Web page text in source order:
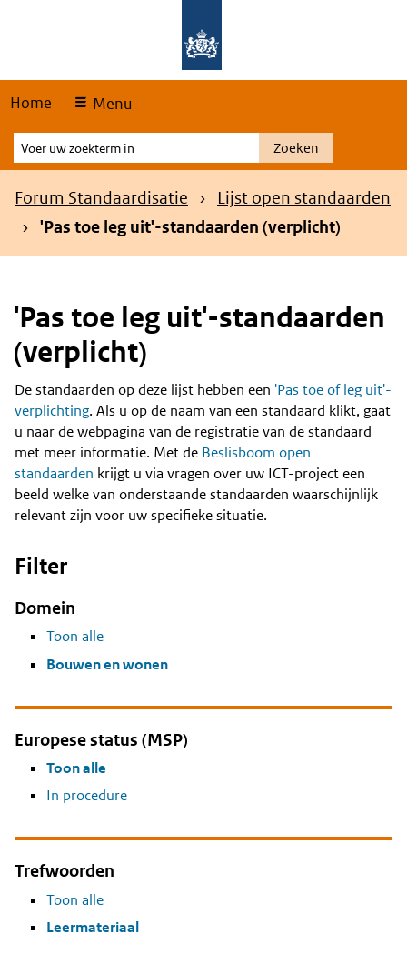
Home Menu
Voer
uw
zoekterm
Zoeken
Kruimelpad
Forum Standaardisatie
Lijst open standaarden
'Pas toe leg uit'-standaarden (verplicht)
'Pas toe leg uit'-standaarden
(verplicht)
Content
De standaarden op deze lijst hebben een 'Pas toe of leg uit'-
verplichting. Als u op de naam van een standaard klikt, gaat
u naar de webpagina van de registratie van de standaard
met meer informatie. Met de Beslisboom open
standaarden krijgt u via vragen over uw ICT-project een
beeld welke van onderstaande standaarden waarschijnlijk
relevant zijn voor uw specifieke situatie.
Filter
Domein
Toon alle
Bouwen en wonen
Europese status (MSP)
Toon alle
In procedure
Trefwoorden
Toon alle
Leermateriaal